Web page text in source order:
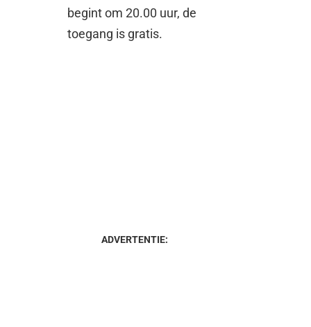
begint om 20.00 uur, de
toegang is gratis.
ADVERTENTIE: